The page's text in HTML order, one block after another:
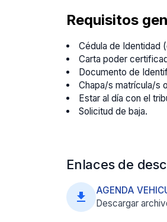
Requisitos
Cédula de Identidad
Carta poder
Documento de
Chapa/s matrícula/s
Estar al día con el
Solicitud de baja.
Enlaces de
file_download
AGENDA
Descargar